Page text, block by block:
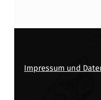
Impressum und